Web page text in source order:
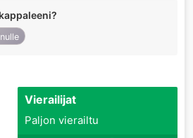
Vierailijat
Paljon vierailtu